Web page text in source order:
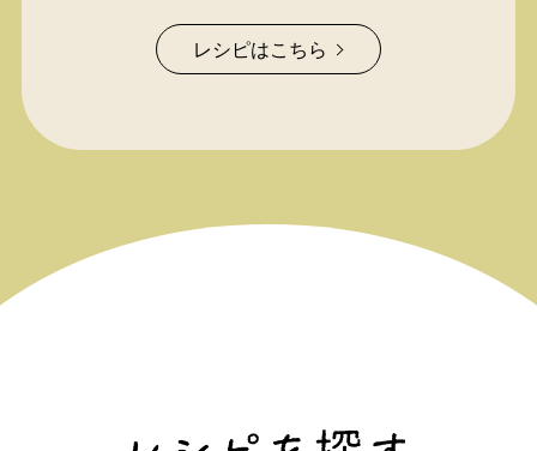
レシピはこちら